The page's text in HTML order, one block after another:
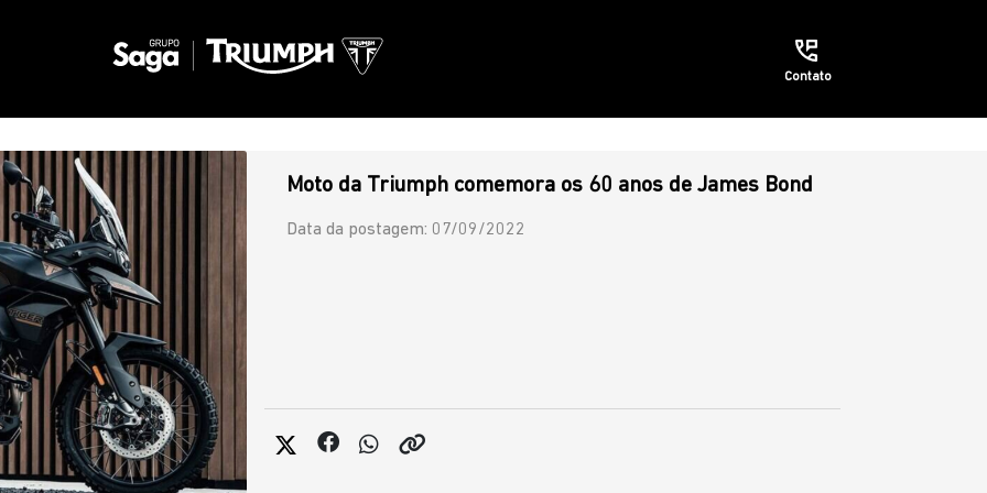
Contato
Moto da Triumph comemora os 60 anos de James Bond
Data da postagem: 07/09/2022